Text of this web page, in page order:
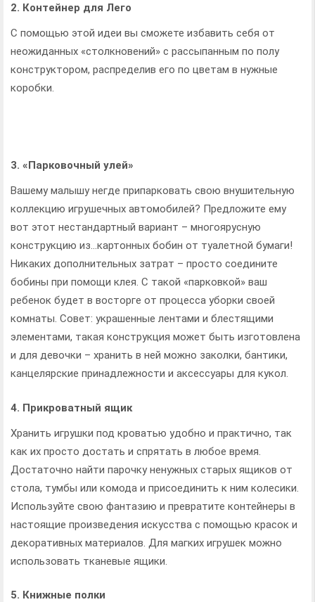
2. Контейнер для Лего
С помощью этой идеи вы сможете избавить себя от
неожиданных «столкновений» с рассыпанным по полу
конструктором, распределив его по цветам в нужные
коробки.
3. «Парковочный улей»
Вашему малышу негде припарковать свою внушительную
коллекцию игрушечных автомобилей? Предложите ему
вот этот нестандартный вариант – многоярусную
конструкцию из…картонных бобин от туалетной бумаги!
Никаких дополнительных затрат – просто соедините
бобины при помощи клея. С такой «парковкой» ваш
ребенок будет в восторге от процесса уборки своей
комнаты. Совет: украшенные лентами и блестящими
элементами, такая конструкция может быть изготовлена
и для девочки – хранить в ней можно заколки, бантики,
канцелярские принадлежности и аксессуары для кукол.
4. Прикроватный ящик
Хранить игрушки под кроватью удобно и практично, так
как их просто достать и спрятать в любое время.
Достаточно найти парочку ненужных старых ящиков от
стола, тумбы или комода и присоединить к ним колесики.
Используйте свою фантазию и превратите контейнеры в
настоящие произведения искусства с помощью красок и
декоративных материалов. Для магких игрушек можно
использовать тканевые ящики.
5. Книжные полки